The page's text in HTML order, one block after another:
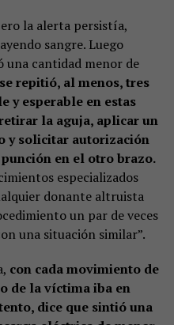
la alerta persistía,
sangre. Luego
una cantidad menor de
repitió, al menos, tres
y esperable en estas
la aguja, aplicar un
y solicitar autorización
en el otro brazo.
especializados
donante altruista
un par de veces
una situación similar”.
con cada movimiento de
de la víctima iba en
dice que sintió una